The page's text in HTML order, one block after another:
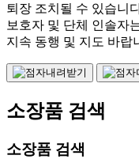
퇴장 조치될 수 있습니
보호자 및 단체 인솔자
지속 동행 및 지도 바랍
소장품 검색
소장품 검색